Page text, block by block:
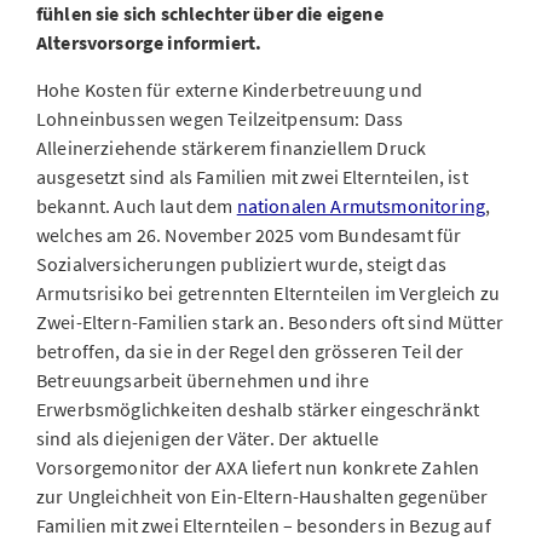
fühlen sie sich schlechter über die eigene
Altersvorsorge informiert.
Hohe Kosten für externe Kinderbetreuung und
Lohneinbussen wegen Teilzeitpensum: Dass
Alleinerziehende stärkerem finanziellem Druck
ausgesetzt sind als Familien mit zwei Elternteilen, ist
bekannt. Auch laut dem nationalen Armutsmonitoring,
welches am 26. November 2025 vom Bundesamt für
Sozialversicherungen publiziert wurde, steigt das
Armutsrisiko bei getrennten Elternteilen im Vergleich zu
Zwei-Eltern-Familien stark an. Besonders oft sind Mütter
betroffen, da sie in der Regel den grösseren Teil der
Betreuungsarbeit übernehmen und ihre
Erwerbsmöglichkeiten deshalb stärker eingeschränkt
sind als diejenigen der Väter. Der aktuelle
Vorsorgemonitor der AXA liefert nun konkrete Zahlen
zur Ungleichheit von Ein-Eltern-Haushalten gegenüber
Familien mit zwei Elternteilen – besonders in Bezug auf